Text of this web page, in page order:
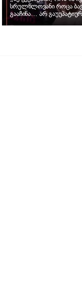
სრულწლოვანი როცა
გააჩინა… არ
უძალადია და მსგავსი